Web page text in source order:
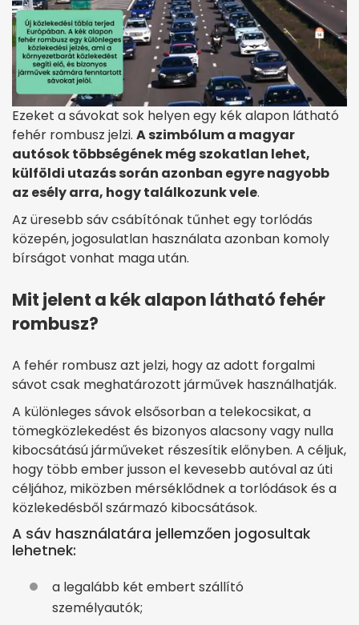
Ezeket a sávokat sok helyen egy kék alapon látható
fehér rombusz jelzi. A szimbólum a magyar
autósok többségének még szokatlan lehet,
külföldi utazás során azonban egyre nagyobb
az esély arra, hogy találkozunk vele.
Az üresebb sáv csábítónak tűnhet egy torlódás
közepén, jogosulatlan használata azonban komoly
bírságot vonhat maga után.
Mit jelent a kék alapon látható fehér
rombusz?
A fehér rombusz azt jelzi, hogy az adott forgalmi
sávot csak meghatározott járművek használhatják.
A különleges sávok elsősorban a telekocsikat, a
tömegközlekedést és bizonyos alacsony vagy nulla
kibocsátású járműveket részesítik előnyben. A céljuk,
hogy több ember jusson el kevesebb autóval az úti
céljához, miközben mérséklődnek a torlódások és a
közlekedésből származó kibocsátások.
A sáv használatára jellemzően jogosultak
lehetnek:
a legalább két embert szállító
személyautók;